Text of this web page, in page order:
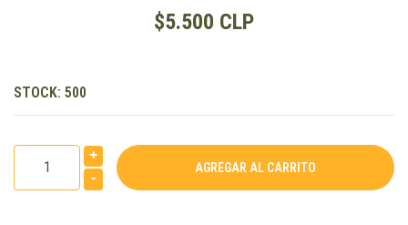
$5.500 CLP
STOCK: 500
+
-